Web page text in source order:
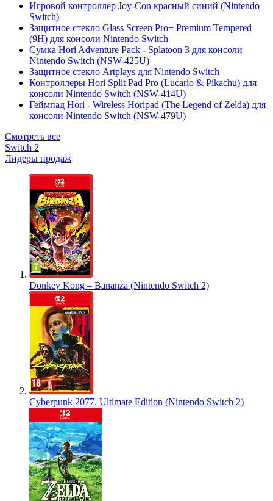
Игровой контроллер Joy-Con красный синий (Nintendo
Switch)
Защитное стекло Glass Screen Pro+ Premium Tempered
(9H) для консоли Nintendo Switch
Сумка Hori Adventure Pack - Splatoon 3 для консоли
Nintendo Switch (NSW-425U)
Защитное стекло Artplays для Nintendo Switch
Контроллеры Hori Split Pad Pro (Lucario & Pikachu) для
консоли Nintendo Switch (NSW-414U)
Геймпад Hori - Wireless Horipad (The Legend of Zelda) для
консоли Nintendo Switch (NSW-479U)
Смотреть все
Switch 2
Лидеры продаж
Donkey Kong – Bananza (Nintendo Switch 2)
Cyberpunk 2077. Ultimate Edition (Nintendo Switch 2)